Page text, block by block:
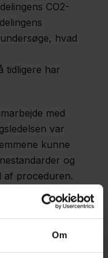
Om
CO2-
hvad
tidligere har
med
var
kunne
og
af proceduren.
spild og
en besparelse
årligt og